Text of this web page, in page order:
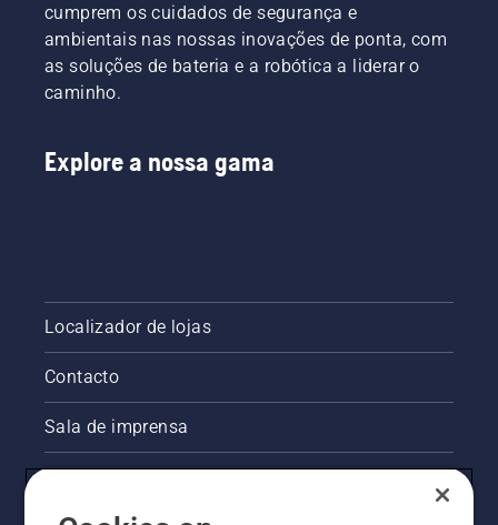
cumprem os cuidados de segurança e
ambientais nas nossas inovações de ponta, com
as soluções de bateria e a robótica a liderar o
caminho.
Explore a nossa gama
Localizador de lojas
Contacto
Sala de imprensa